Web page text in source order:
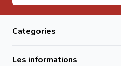
Categories
Les informations